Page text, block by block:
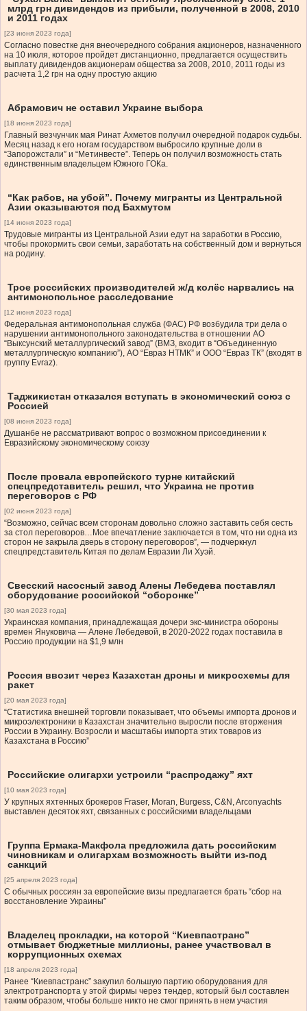
млрд грн дивидендов из прибыли, полученной в 2008, 2010
и 2011 годах
[23 июня 2023 года]
Согласно повестке дня внеочередного собрания акционеров, назначенного
на 10 июля, которое пройдет дистанционно, предлагается осуществить
выплату дивидендов акционерам общества за 2008, 2010, 2011 годы из
расчета 1,2 грн на одну простую акцию
Абрамович не оставил Украине выбора
[18 июня 2023 года]
Главный везчунчик мая Ринат Ахметов получил очередной подарок судьбы.
Месяц назад к его ногам государством выбросило крупные доли в
“Запорожстали” и “Метинвесте”. Теперь он получил возможность стать
единственным владельцем Южного ГОКа.
“Как рабов, на убой”. Почему мигранты из Центральной
Азии оказываются под Бахмутом
[14 июня 2023 года]
Трудовые мигранты из Центральной Азии едут на заработки в Россию,
чтобы прокормить свои семьи, заработать на собственный дом и вернуться
на родину.
Трое российских производителей ж/д колёс нарвались на
антимонопольное расследование
[12 июня 2023 года]
Федеральная антимонопольная служба (ФАС) РФ возбудила три дела о
нарушении антимонопольного законодательства в отношении АО
“Выксунский металлургический завод” (ВМЗ, входит в “Объединенную
металлургическую компанию”), АО “Евраз НТМК” и ООО “Евраз ТК” (входят в
группу Evraz).
Таджикистан отказался вступать в экономический союз с
Россией
[08 июня 2023 года]
Душанбе не рассматривают вопрос о возможном присоединении к
Евразийскому экономическому союзу
После провала европейского турне китайский
спецпредставитель решил, что Украина не против
переговоров с РФ
[02 июня 2023 года]
“Возможно, сейчас всем сторонам довольно сложно заставить себя сесть
за стол переговоров…Мое впечатление заключается в том, что ни одна из
сторон не закрыла дверь в сторону переговоров”, — подчеркнул
спецпредставитель Китая по делам Евразии Ли Хуэй.
Свесский насосный завод Алены Лебедева поставлял
оборудование российской “оборонке”
[30 мая 2023 года]
Украинская компания, принадлежащая дочери экс-министра обороны
времен Януковича — Алене Лебедевой, в 2020-2022 годах поставила в
Россию продукции на $1,9 млн
Россия ввозит через Казахстан дроны и микросхемы для
ракет
[20 мая 2023 года]
“Статистика внешней торговли показывает, что объемы импорта дронов и
микроэлектроники в Казахстан значительно выросли после вторжения
России в Украину. Возросли и масштабы импорта этих товаров из
Казахстана в Россию”
Российские олигархи устроили “распродажу” яхт
[10 мая 2023 года]
У крупных яхтенных брокеров Fraser, Moran, Burgess, C&N, Arconyachts
выставлен десяток яхт, связанных с российскими владельцами
Группа Ермака-Макфола предложила дать российским
чиновникам и олигархам возможность выйти из-под
санкций
[25 апреля 2023 года]
С обычных россиян за европейские визы предлагается брать “сбор на
восстановление Украины”
Владелец прокладки, на которой “Киевпастранс”
отмывает бюджетные миллионы, ранее участвовал в
коррупционных схемах
[18 апреля 2023 года]
Ранее “Киевпастранс” закупил большую партию оборудования для
электротранспорта у этой фирмы через тендер, который был составлен
таким образом, чтобы больше никто не смог принять в нем участия